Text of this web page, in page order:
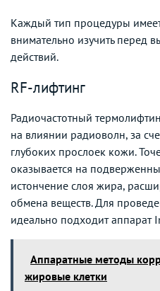
Каждый тип процедуры
внимательно изучить перед
действий.
RF-лифтинг
Радиочастотный
на влиянии радиоволн, за
глубоких прослоек кожи.
оказывается на
истончение слоя жира,
обмена веществ. Для
идеально подходит аппарат
Аппаратные методы
жировые клетки